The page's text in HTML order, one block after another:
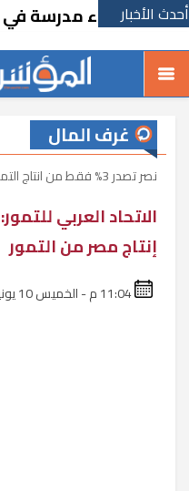
أحدث الأخبار
بإنشاء مدرسة في
غرف المال
نصر تصدر 3% فقط من انتاج التمور
إنتاج مصر من التمور